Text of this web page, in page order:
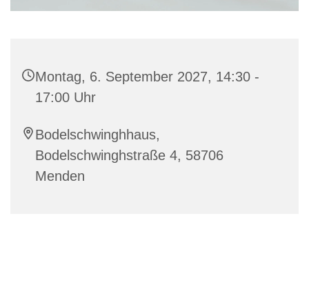
Montag, 6. September 2027, 14:30 -
17:00 Uhr
Bodelschwinghhaus,
Bodelschwinghstraße 4, 58706
Menden